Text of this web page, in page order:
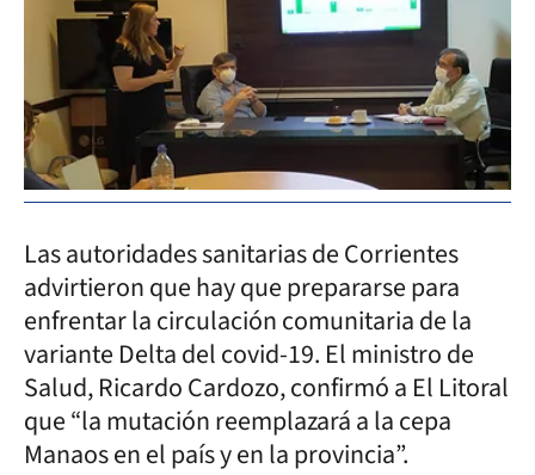
Las autoridades sanitarias de Corrientes
advirtieron que hay que prepararse para
enfrentar la circulación comunitaria de la
variante Delta del covid-19. El ministro de
Salud, Ricardo Cardozo, confirmó a El Litoral
que “la mutación reemplazará a la cepa
Manaos en el país y en la provincia”.